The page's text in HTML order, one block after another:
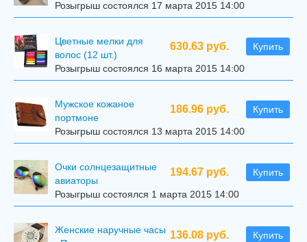
Розыгрыш состоялся 17 марта 2015 14:00
630.63 руб. Купить
Цветные мелки для
волос (12 шт.)
Розыгрыш состоялся 16 марта 2015 14:00
186.96 руб. Купить
Мужское кожаное
портмоне
Розыгрыш состоялся 13 марта 2015 14:00
194.67 руб. Купить
Очки солнцезащитные
авиаторы
Розыгрыш состоялся 1 марта 2015 14:00
136.08 руб. Купить
Женские наручные часы